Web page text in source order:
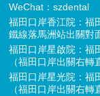
WeChat：szdental
福田口岸香江院：福
鐵線落馬洲站出關對
福田口岸星啟院：福
（福田口岸出關右轉
福田口岸星光院：福
（福田口岸出關右轉